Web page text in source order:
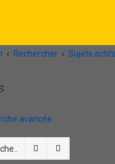
Rechercher Sujets actifs
avancée
Rechercher